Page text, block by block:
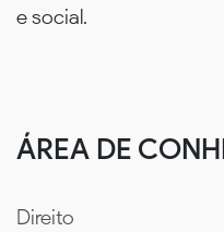
e social.
ÁREA DE
Direito